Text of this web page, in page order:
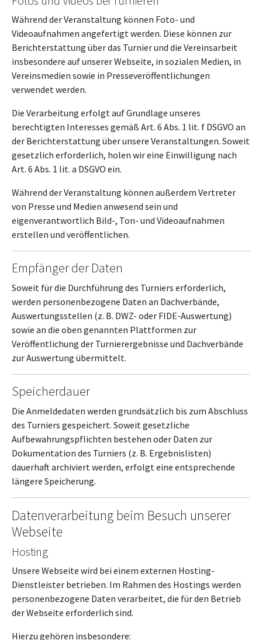
Während der Veranstaltung können Foto- und
Videoaufnahmen angefertigt werden. Diese können zur
Berichterstattung über das Turnier und die Vereinsarbeit
insbesondere auf unserer Webseite, in sozialen Medien, in
Vereinsmedien sowie in Presseveröffentlichungen
verwendet werden.
Die Verarbeitung erfolgt auf Grundlage unseres
berechtigten Interesses gemäß Art. 6 Abs. 1 lit. f DSGVO an
der Berichterstattung über unsere Veranstaltungen. Soweit
gesetzlich erforderlich, holen wir eine Einwilligung nach
Art. 6 Abs. 1 lit. a DSGVO ein.
Während der Veranstaltung können außerdem Vertreter
von Presse und Medien anwesend sein und
eigenverantwortlich Bild-, Ton- und Videoaufnahmen
erstellen und veröffentlichen.
Empfänger der Daten
Soweit für die Durchführung des Turniers erforderlich,
werden personenbezogene Daten an Dachverbände,
Auswertungsstellen (z. B. DWZ- oder FIDE-Auswertung)
sowie an die oben genannten Plattformen zur
Veröffentlichung der Turnierergebnisse und Dachverbände
zur Auswertung übermittelt.
Speicherdauer
Die Anmeldedaten werden grundsätzlich bis zum Abschluss
des Turniers gespeichert. Soweit gesetzliche
Aufbewahrungspflichten bestehen oder Daten zur
Dokumentation des Turniers (z. B. Ergebnislisten)
dauerhaft archiviert werden, erfolgt eine entsprechende
längere Speicherung.
Datenverarbeitung beim Besuch unserer
Webseite
Hosting
Unsere Webseite wird bei einem externen Hosting-
Dienstleister betrieben. Im Rahmen des Hostings werden
personenbezogene Daten verarbeitet, die für den Betrieb
der Webseite erforderlich sind.
Hierzu gehören insbesondere: